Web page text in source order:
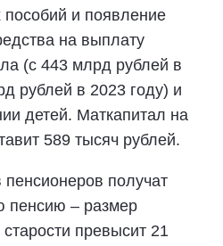
и появление
на выплату
(с 443 млрд рублей в
рублей в 2023 году) и
детей. Маткапитал на
589 тысяч рублей.
получат
пенсию – размер
превысит 21